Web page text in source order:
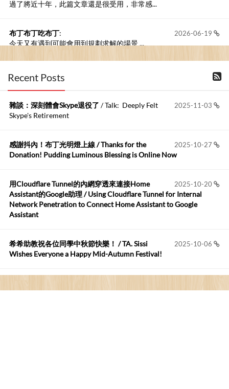
過了將近十年，此篇文章還是很受用，非常感...
2026-06-19
布丁布丁吃布丁:
今天又有遇到可能會用到規劃求解的場景 ...
2026-06-18
布丁布丁吃布丁
kage好像也可以下載整個網站 感謝分享
Anonymous:
https://github.com/t...
布丁布丁吃布丁:
我目前並沒有常駐的Google Home...
2026-05-15
Robertmycs:
這篇WinXP公用電腦安裝與優化的步驟超...
您好,首先肯定感謝您造福許多莘莘學子。有...
Recent Posts
2025-11-03
雜談：深刻體會Skype退役了 / Talk: Deeply Felt
Skype's Retirement
2025-10-27
感謝抖內！布丁光明燈上線 / Thanks for the
Donation! Pudding Luminous Blessing is Online Now
2025-10-20
用Cloudflare Tunnel的內網穿透來連接Home
Assistant的Google助理 / Using Cloudflare Tunnel for Internal
Network Penetration to Connect Home Assistant to Google
Assistant
2025-10-06
希希助教祝各位同學中秋節快樂！ / TA. Sissi
Wishes Everyone a Happy Mid-Autumn Festival!
看電腦覺得疲憊嗎？比起螢幕，你更應該注意炫光
的問題 / Are You Tired of Looking at the Computer? Pay More